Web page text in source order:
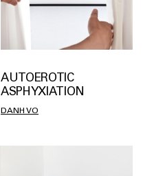
AUTOEROTIC
ASPHYXIATION
DANH VO